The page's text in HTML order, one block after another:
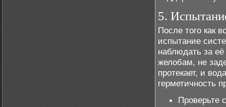
5.
После того как
испытание
наблюдать за
желобам, не
протекает, и
герметичность
Проверьте